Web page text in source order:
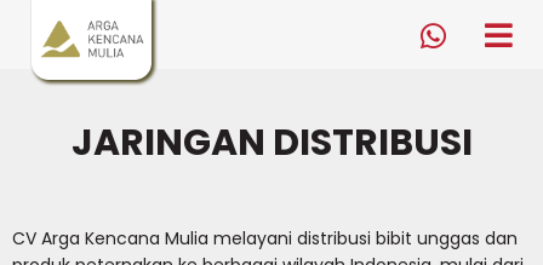
0823
JARINGAN DISTRIBUSI
CV Arga Kencana Mulia melayani distribusi bibit unggas dan